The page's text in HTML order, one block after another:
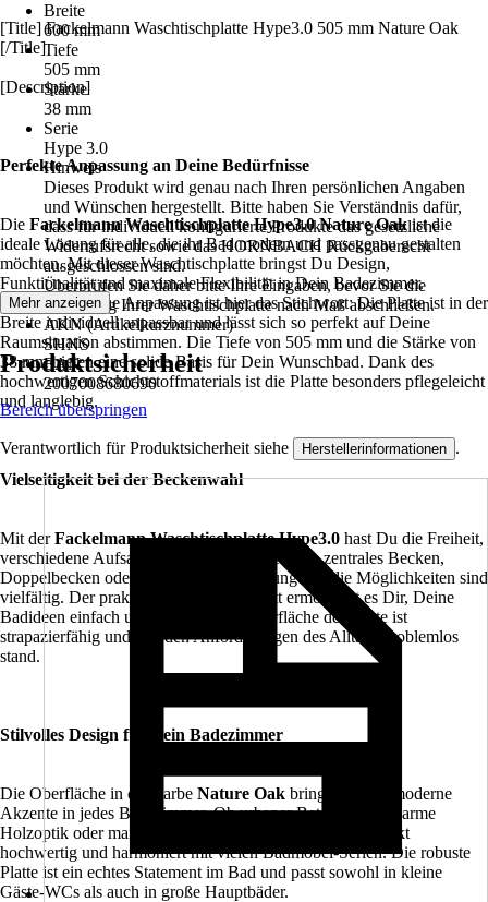
Breite
600 mm
Tiefe
505 mm
Stärke
38 mm
Serie
Hype 3.0
Hinweis
Dieses Produkt wird genau nach Ihren persönlichen Angaben
und Wünschen hergestellt. Bitte haben Sie Verständnis dafür,
dass für individuell konfigurierte Produkte das gesetzliche
Widerrufsrecht sowie das HORNBACH Rückgaberecht
ausgeschlossen sind.
Überprüfen Sie daher bitte Ihre Eingaben, bevor Sie die
Bestellung Ihrer Waschtischplatte nach Maß abschließen.
AKN (Artikelkurznummer)
SHNS
EAN
2007008680690
[Title] Fackelmann Waschtischplatte Hype3.0 505 mm Nature Oak
[/Title]
[Description]
Perfekte Anpassung an Deine Bedürfnisse
Die Fackelmann Waschtischplatte Hype3.0 Nature Oakist die
ideale Lösung für alle, die ihr Bad modern und passgenau gestalten
möchten. Mit dieser Waschtischplatte bringst Du Design,
Funktionalität und maximale Flexibilität in Dein Badezimmer.
Millimetergenaue Anpassung ist hier das Stichwort: Die Platte ist in der
Breite individuell anpassbar und lässt sich so perfekt auf Deine
Raumsituation abstimmen. Die Tiefe von 505 mm und die Stärke von
38 mm bieten eine solide Basis für Dein Wunschbad. Dank des
hochwertigen Schichtstoffmaterials ist die Platte besonders pflegeleicht
und langlebig.
Vielseitigkeit bei der Beckenwahl
Mit derFackelmann Waschtischplatte Hype3.0 hast Du die Freiheit,
verschiedene Aufsatzbecken zu montieren. Ob zentrales Becken,
Doppelbecken oder asymmetrische Lösungen – die Möglichkeiten sind
vielfältig. Der praktische Selbstausschnitt ermöglicht es Dir, Deine
Badideen einfach umzusetzen. Die Oberfläche der Platte ist
strapazierfähig und hält den Anforderungen des Alltags problemlos
stand.
Stilvolles Design für Dein Badezimmer
Die Oberfläche in der Farbe Nature Oak bringt Stil und moderne
Akzente in jedes Badezimmer. Ob urbaner Beton-Look, warme
Holzoptik oder markante Steinstruktur – jede Variante wirkt
hochwertig und harmoniert mit vielen Badmöbel-Serien. Die robuste
Platte ist ein echtes Statement im Bad und passt sowohl in kleine
Gäste-WCs als auch in große Hauptbäder.
Mehr anzeigen
Produktsicherheit
Bereich überspringen
Verantwortlich für Produktsicherheit siehe Herstellerinformationen .